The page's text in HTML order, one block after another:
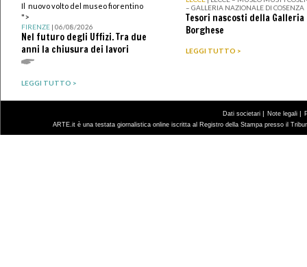
Il nuovo volto del museo fiorentino
">
FIRENZE | 06/08/2026
Nel futuro degli Uffizi. Tra due
anni la chiusura dei lavori
LEGGI TUTTO >
– GALLERIA NAZIONALE DI COSENZA
Tesori nascosti della Galleria
Borghese
LEGGI TUTTO >
Dati societari | Note legali |
ARTE.it è una testata giornalistica online iscritta al Registro della Stampa presso il